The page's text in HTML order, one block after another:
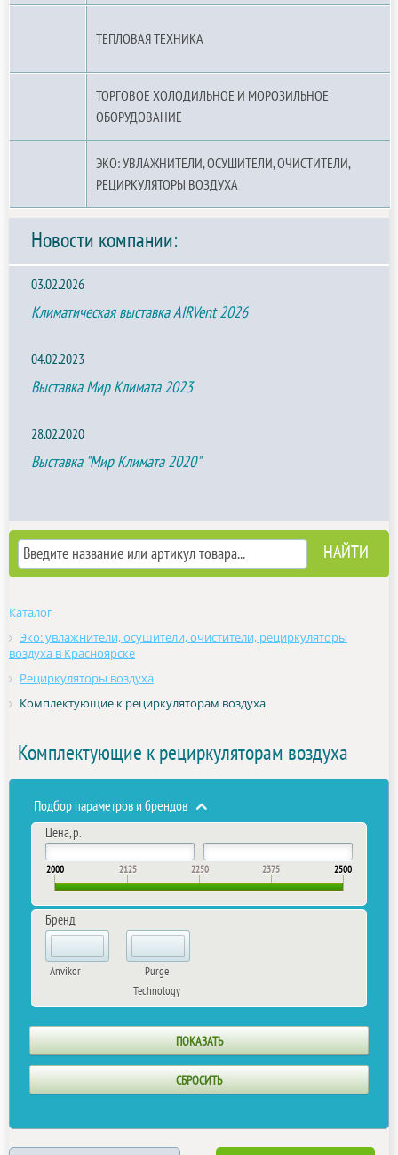
ТЕПЛОВАЯ ТЕХНИКА
ТОРГОВОЕ ХОЛОДИЛЬНОЕ И МОРОЗИЛЬНОЕ
ОБОРУДОВАНИЕ
ЭКО: УВЛАЖНИТЕЛИ, ОСУШИТЕЛИ, ОЧИСТИТЕЛИ,
РЕЦИРКУЛЯТОРЫ ВОЗДУХА
Новости компании:
03.02.2026
Климатическая выставка AIRVent 2026
04.02.2023
Выставка Мир Климата 2023
28.02.2020
Выставка "Мир Климата 2020"
Каталог
Эко: увлажнители, осушители, очистители, рециркуляторы
воздуха в Красноярске
Рециркуляторы воздуха
Комплектующие к рециркуляторам воздуха
Комплектующие к рециркуляторам воздуха
Подбор параметров и брендов
Цена, р.
2000 2125 2250 2375 2500
Бренд
Anvikor
Purge
Technology